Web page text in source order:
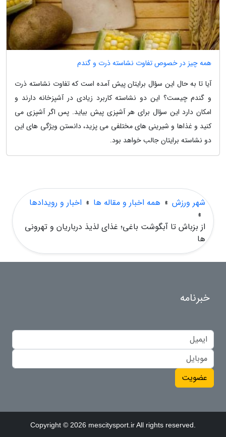
همه چیز در خصوص تفاوت نشاسته ذرت و گندم
آیا تا به حال این سؤال برایتان پیش آمده است که تفاوت نشاسته ذرت
و گندم چیست؟ این دو نشاسته کاربرد زیادی در آشپزخانه دارند و
امکان دارد این سؤال برای هر آشپزی پیش بیاید. پس اگر آشپزی می
کنید و غذاها و شیرینی های مختلفی می پزید، دانستن ویژگی های این
دو نشاسته برایتان جالب خواهد بود.
شهر ورزش » همه اخبار و مقاله ها » اخبار و رویدادها
»
از بزباش تا آبگوشت باغی؛ غذای لذیذ درباریان و تهرونی
ها
خبرنامه
عضویت
Copyright © 2026 mescitysport.ir All rights reserved.